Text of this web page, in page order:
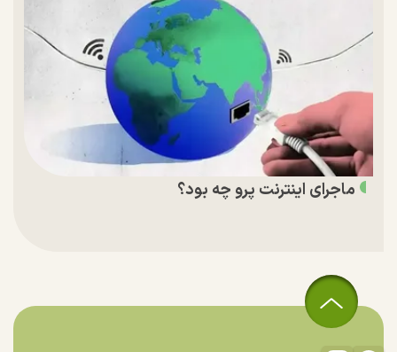
ماجرای اینترنت پرو چه بود؟